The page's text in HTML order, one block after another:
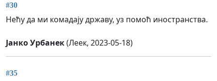
#30
Нећу да ми комадају државу, уз помоћ иностранства.
Јанко Урбанек(Леек, 2023-05-18)
#35